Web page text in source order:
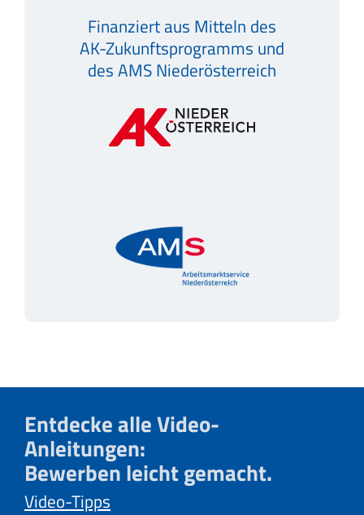
Finanziert aus Mitteln des
AK-Zukunftsprogramms und
des AMS Niederösterreich
Entdecke alle Video-
Anleitungen:
Bewerben leicht gemacht.
Video-Tipps